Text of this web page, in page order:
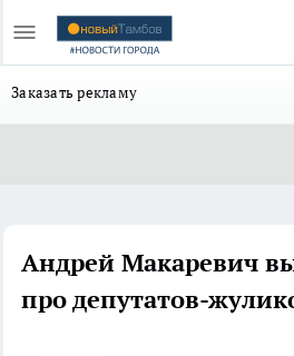
Заказать рекламу
Андрей Макаревич
про депутатов-